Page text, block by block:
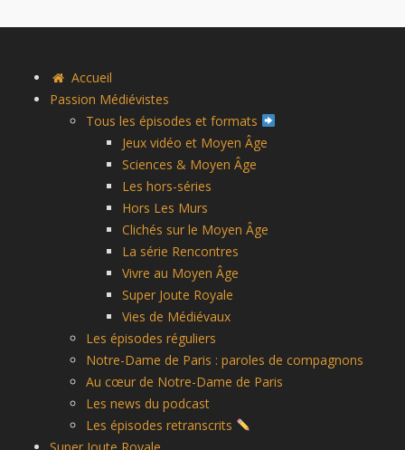
Accueil
Passion Médiévistes
Tous les épisodes et formats
Jeux vidéo et Moyen Âge
Sciences & Moyen Âge
Les hors-séries
Hors Les Murs
Clichés sur le Moyen Âge
La série Rencontres
Vivre au Moyen Âge
Super Joute Royale
Vies de Médiévaux
Les épisodes réguliers
Notre-Dame de Paris : paroles de compagnons
Au cœur de Notre-Dame de Paris
Les news du podcast
Les épisodes retranscrits